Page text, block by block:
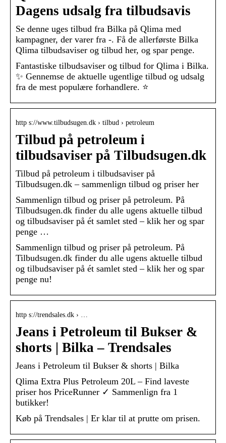
Dagens udsalg fra tilbudsavis
Se denne uges tilbud fra Bilka på Qlima med
kampagner, der varer fra -. Få de allerførste Bilka
Qlima tilbudsaviser og tilbud her, og spar penge.
Fantastiske tilbudsaviser og tilbud for Qlima i Bilka.
✨ Gennemse de aktuelle ugentlige tilbud og udsalg
fra de mest populære forhandlere. ⭐
http s://www.tilbudsugen.dk › tilbud › petroleum
Tilbud på petroleum i
tilbudsaviser på Tilbudsugen.dk
Tilbud på petroleum i tilbudsaviser på
Tilbudsugen.dk – sammenlign tilbud og priser her
Sammenlign tilbud og priser på petroleum. På
Tilbudsugen.dk finder du alle ugens aktuelle tilbud
og tilbudsaviser på ét samlet sted – klik her og spar
penge …
Sammenlign tilbud og priser på petroleum. På
Tilbudsugen.dk finder du alle ugens aktuelle tilbud
og tilbudsaviser på ét samlet sted – klik her og spar
penge nu!
http s://trendsales.dk › …
Jeans i Petroleum til Bukser &
shorts | Bilka – Trendsales
Jeans i Petroleum til Bukser & shorts | Bilka
Qlima Extra Plus Petroleum 20L – Find laveste
priser hos PriceRunner ✓ Sammenlign fra 1
butikker!
Køb på Trendsales | Er klar til at prutte om prisen.